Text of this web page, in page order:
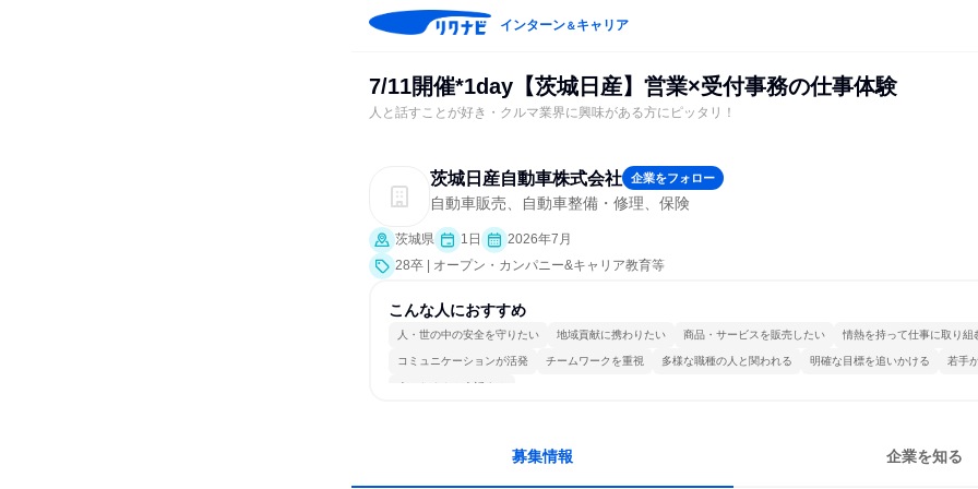
インターン＆キャリア
7/11開催*1day【茨城日産】営業×受付事務の仕事体験
人と話すことが好き・クルマ業界に興味がある方にピッタリ！
茨城日産自動車株式会社 企業をフォロー
自動車販売、自動車整備・修理、保険
茨城県 1日
2026年7月
28卒 | オープン・カンパニー&キャリア教育等
こんな人におすすめ
人・世の中の安全を守りたい 地域貢献に携わりたい 商品・サービスを販売したい 情熱を持って仕事に取り組
コミュニケーションが活発 チームワークを重視 多様な職種の人と関われる 明確な目標を追いかける 若手
人とたくさん会話する
募集情報 企業を知る